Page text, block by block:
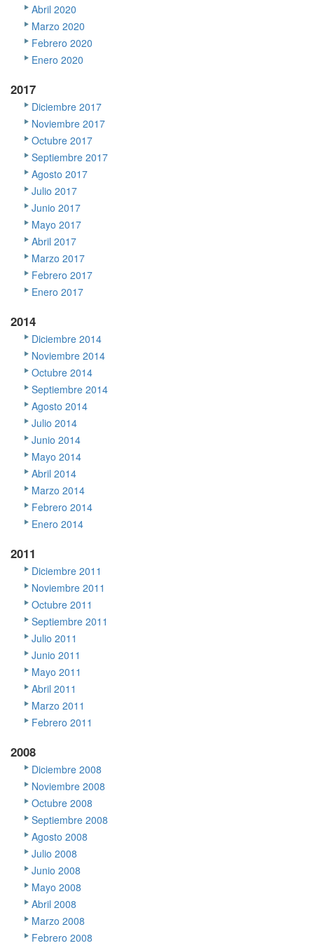
Abril 2020
Marzo 2020
Febrero 2020
Enero 2020
2017
Diciembre 2017
Noviembre 2017
Octubre 2017
Septiembre 2017
Agosto 2017
Julio 2017
Junio 2017
Mayo 2017
Abril 2017
Marzo 2017
Febrero 2017
Enero 2017
2014
Diciembre 2014
Noviembre 2014
Octubre 2014
Septiembre 2014
Agosto 2014
Julio 2014
Junio 2014
Mayo 2014
Abril 2014
Marzo 2014
Febrero 2014
Enero 2014
2011
Diciembre 2011
Noviembre 2011
Octubre 2011
Septiembre 2011
Julio 2011
Junio 2011
Mayo 2011
Abril 2011
Marzo 2011
Febrero 2011
2008
Diciembre 2008
Noviembre 2008
Octubre 2008
Septiembre 2008
Agosto 2008
Julio 2008
Junio 2008
Mayo 2008
Abril 2008
Marzo 2008
Febrero 2008